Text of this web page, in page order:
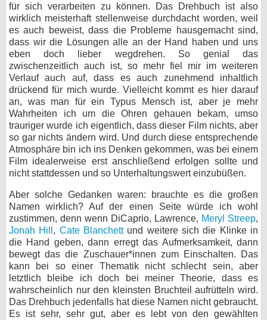
für sich verarbeiten zu können. Das Drehbuch ist also
wirklich meisterhaft stellenweise durchdacht worden, weil
es auch beweist, dass die Probleme hausgemacht sind,
dass wir die Lösungen alle an der Hand haben und uns
eben doch lieber wegdrehen. So genial das
zwischenzeitlich auch ist, so mehr fiel mir im weiteren
Verlauf auch auf, dass es auch zunehmend inhaltlich
drückend für mich wurde. Vielleicht kommt es hier darauf
an, was man für ein Typus Mensch ist, aber je mehr
Wahrheiten ich um die Ohren gehauen bekam, umso
trauriger wurde ich eigentlich, dass dieser Film nichts, aber
so gar nichts ändern wird. Und durch diese entsprechende
Atmosphäre bin ich ins Denken gekommen, was bei einem
Film idealerweise erst anschließend erfolgen sollte und
nicht stattdessen und so Unterhaltungswert einzubüßen.
Aber solche Gedanken waren: brauchte es die großen
Namen wirklich? Auf der einen Seite würde ich wohl
zustimmen, denn wenn DiCaprio, Lawrence, Meryl Streep,
Jonah Hill , Cate Blanchettund weitere sich die Klinke in
die Hand geben, dann erregt das Aufmerksamkeit, dann
bewegt das die Zuschauer*innen zum Einschalten. Das
kann bei so einer Thematik nicht schlecht sein, aber
letztlich bleibe ich doch bei meiner Theorie, dass es
wahrscheinlich nur den kleinsten Bruchteil aufrütteln wird.
Das Drehbuch jedenfalls hat diese Namen nicht gebraucht.
Es ist sehr, sehr gut, aber es lebt von den gewählten